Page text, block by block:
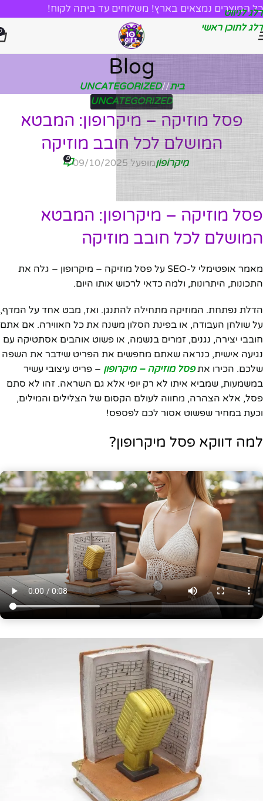
דלג לניווט
דלג לתוכן ראשי
כל המוצרים נמצאים בארץ! משלוחים עד ביתה לקוח!
Blog
בית/
UNCATEGORIZED
UNCATEGORIZED
פסל מוזיקה – מיקרופון: המבטא
המושלם לכל חובב מוזיקה
מִיקרוֹפוֹןמופעל 09/10/2025 0
פסל מוזיקה – מיקרופון: המבטא
המושלם לכל חובב מוזיקה
מאמר אופטימלי ל-SEO על פסל מוזיקה – מיקרופון – גלה את
התכונות, היתרונות, ולמה כדאי לרכוש אותו היום.
הדלת נפתחת. המוזיקה מתחילה להתנגן. ואז, מבט אחד על המדף,
על שולחן העבודה, או בפינת הסלון משנה את כל האווירה. אם אתם
חובבי יצירה, נגנים, זמרים בנשמה, או פשוט אוהבים אסתטיקה עם
נגיעה אישית, כנראה שאתם מחפשים את הפריט שידבר את השפה
שלכם. הכירו אתפסל מוזיקה – מיקרופון – פריט עיצובי עשיר
במשמעות, שמביא איתו לא רק יופי אלא גם השראה. זהו לא סתם
פסל, אלא הצהרה, מחווה לעולם הקסום של הצלילים והמילים,
וכעת במחיר שפשוט אסור לכם לפספס!
למה דווקא פסל מיקרופון?